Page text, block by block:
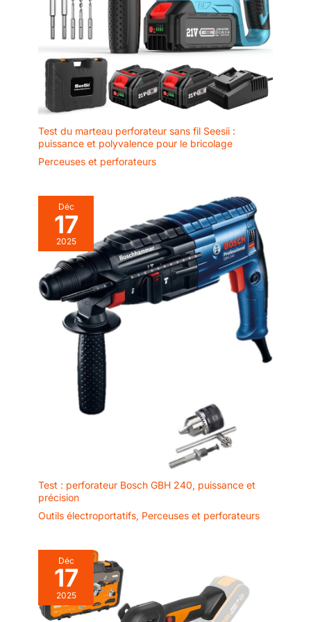
320mm sds-max * 1 ; Poignée
auxiliaire * 1； Brosse à
charbon remplaçable * 1
ensemble ; Graisse lubrifiante *
1； Capuchon anti-poussière *
1； Sac à outils * 1 ; Service 24
mois sans défaut et réponse
sous 12 heures ouvrables. Ce kit
tout compris vous équipe pour
réussir, ce qui en fait un choix
précieux pour les
professionnels et les amateurs
de bricolage.
Test du marteau perforateur sans fil Seesii :
puissance et polyvalence pour le bricolage
Perceuses et perforateurs
Déc
17
2025
Test : perforateur Bosch GBH 240, puissance et
précision
Outils électroportatifs, Perceuses et perforateurs
Déc
17
2025